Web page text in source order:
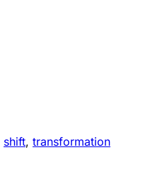
shift, transformation